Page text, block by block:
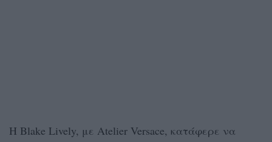
Η Blake Lively, με Atelier Versace, κατάφερε να